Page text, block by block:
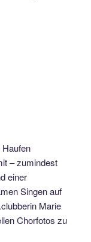
– zumindest
einer
Singen auf
Marie
Chorfotos zu